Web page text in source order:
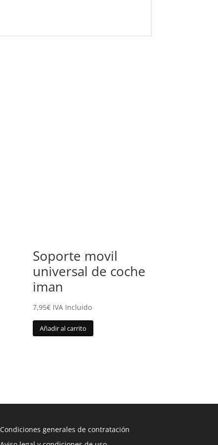
Soporte movil
universal de coche
iman
7,95€ IVA Incluido
Añadir al carrito
Condiciones generales de contratación